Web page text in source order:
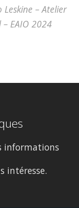
– Atelier
EAIO 2024
informations
intéresse.